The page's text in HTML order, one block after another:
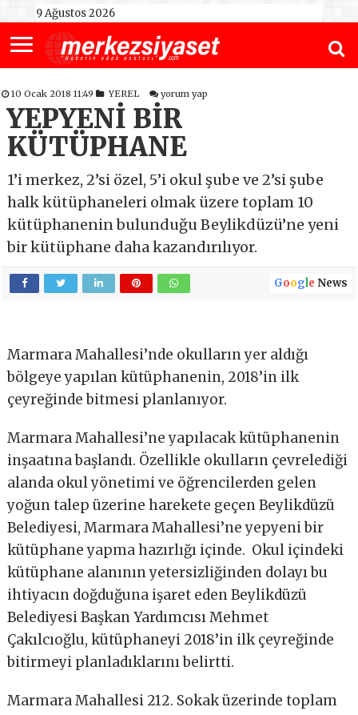
9 Ağustos 2026
10 Ocak 2018 11:49 YEREL yorum yap
YEPYENİ BİR
KÜTÜPHANE
1’i merkez, 2’si özel, 5’i okul şube ve 2’si şube
halk kütüphaneleri olmak üzere toplam 10
kütüphanenin bulunduğu Beylikdüzü’ne yeni
bir kütüphane daha kazandırılıyor.
Google News
Marmara Mahallesi’nde okulların yer aldığı
bölgeye yapılan kütüphanenin, 2018’in ilk
çeyreğinde bitmesi planlanıyor.
Marmara Mahallesi’ne yapılacak kütüphanenin
inşaatına başlandı. Özellikle okulların çevrelediği
alanda okul yönetimi ve öğrencilerden gelen
yoğun talep üzerine harekete geçen Beylikdüzü
Belediyesi, Marmara Mahallesi’ne yepyeni bir
kütüphane yapma hazırlığı içinde. Okul içindeki
kütüphane alanının yetersizliğinden dolayı bu
ihtiyacın doğduğuna işaret eden Beylikdüzü
Belediyesi Başkan Yardımcısı Mehmet
Çakılcıoğlu, kütüphaneyi 2018’in ilk çeyreğinde
bitirmeyi planladıklarını belirtti.
Marmara Mahallesi 212. Sokak üzerinde toplam